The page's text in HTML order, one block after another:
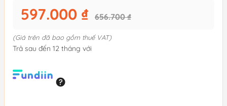
597.000 ₫ 656.700 ₫
(Giá trên đã bao gồm thuế VAT)
Trả sau đến 12 tháng với